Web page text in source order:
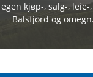
kjøp-, salg-,
Balsfjord og omegn.